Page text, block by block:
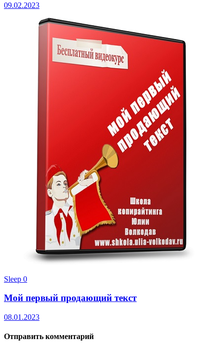
09.02.2023
Sleep 0
Мой первый продающий текст
08.01.2023
Отправить комментарий